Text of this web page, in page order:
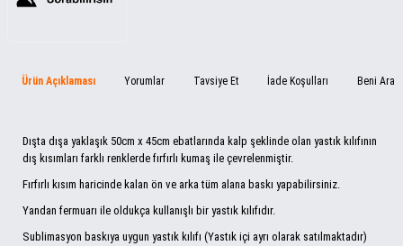
Ürün Açıklaması Yorumlar Tavsiye Et İade Koşulları Beni Ara
Dışta dışa yaklaşık 50cm x 45cm ebatlarında kalp şeklinde olan yastık kılıfının
dış kısımları farklı renklerde fırfırlı kumaş ile çevrelenmiştir.
Fırfırlı kısım haricinde kalan ön ve arka tüm alana baskı yapabilirsiniz.
Yandan fermuarı ile oldukça kullanışlı bir yastık kılıfıdır.
Sublimasyon baskıya uygun yastık kılıfı (Yastık içi ayrı olarak satılmaktadır)